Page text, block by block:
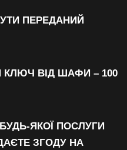
ПЕРЕДАНИЙ
ВІД ШАФИ – 100
БУДЬ-ЯКОЇ ПОСЛУГИ
ЗГОДУ НА